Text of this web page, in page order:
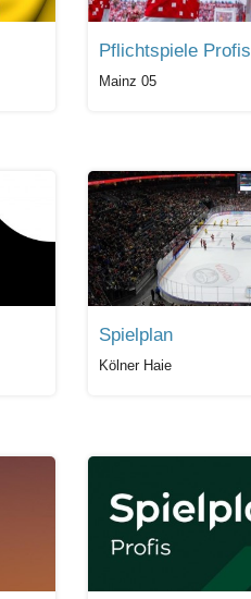
Pflichtspiele Profis
Mainz 05
Spielplan
Kölner Haie